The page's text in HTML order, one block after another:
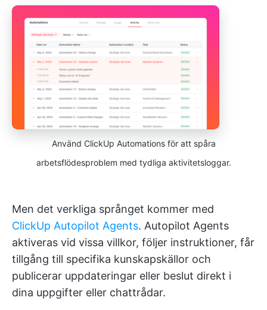
Använd ClickUp Automations för att spåra
arbetsflödesproblem med tydliga aktivitetsloggar.
Men det verkliga språnget kommer med
ClickUp Autopilot Agents. Autopilot Agents
aktiveras vid vissa villkor, följer instruktioner, får
tillgång till specifika kunskapskällor och
publicerar uppdateringar eller beslut direkt i
dina uppgifter eller chattrådar.